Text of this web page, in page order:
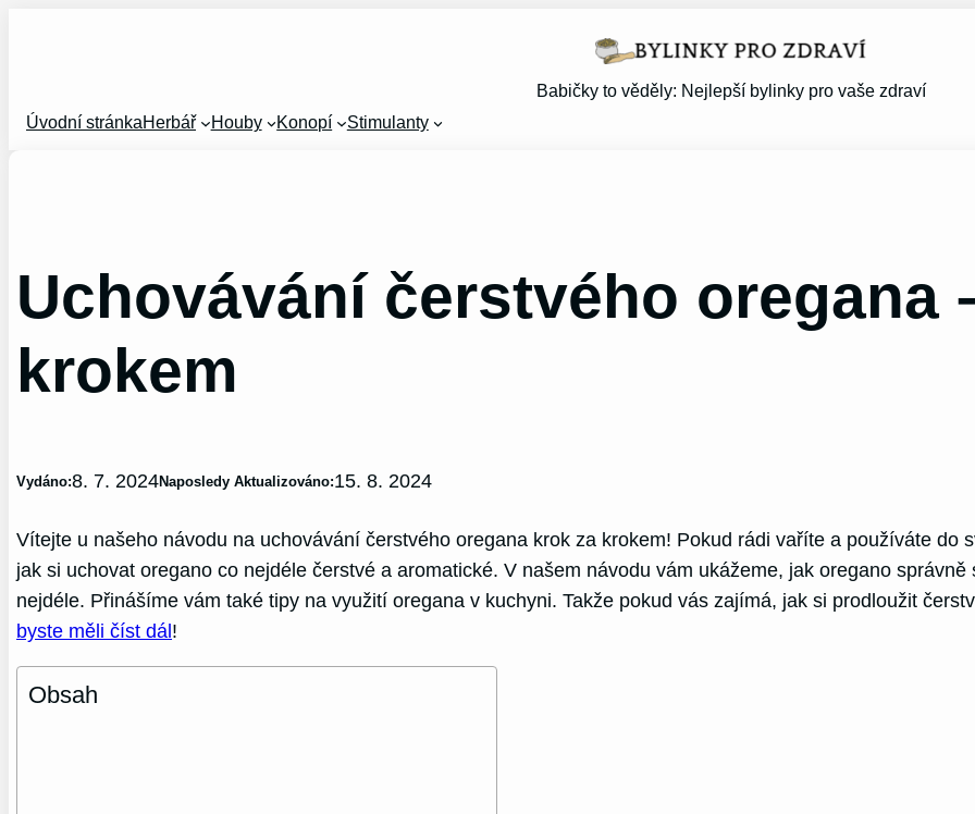
Babičky to věděly: Nejlepší bylinky pro vaše zdraví
Úvodní stránkaHerbář Houby Konopí Stimulanty
Uchovávání čerstvého oregana
krokem
Vydáno:8. 7. 2024Naposledy Aktualizováno:15. 8. 2024
Vítejte u našeho návodu na uchovávání čerstvého oregana krok za krokem! Pokud rádi vaříte a používáte do
jak si uchovat oregano co nejdéle čerstvé a aromatické. V našem návodu vám ukážeme, jak oregano
nejdéle. Přinášíme vám také tipy na využití oregana v kuchyni. Takže pokud vás zajímá, jak si prodloužit
byste měli číst dál!
Obsah